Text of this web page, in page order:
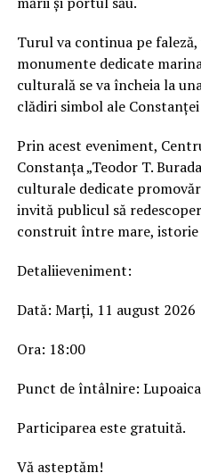
Turul va continua pe
monumente dedicate
culturală se va încheia la
clădiri simbol ale
Prin acest eveniment,
Constanța „Teodor T.
culturale dedicate
invită publicul să
construit între mare, istorie
Detaliieveniment:
Dată: Marți, 11 august 2026
Ora: 18:00
Punct de întâlnire: Lupoaica
Participarea este gratuită.
Vă așteptăm!